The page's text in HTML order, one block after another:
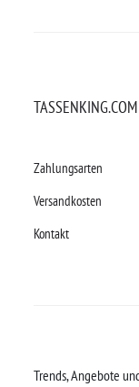
TASSENKING.COM
Zahlungsarten
Versandkosten
Kontakt
Trends, Angebote